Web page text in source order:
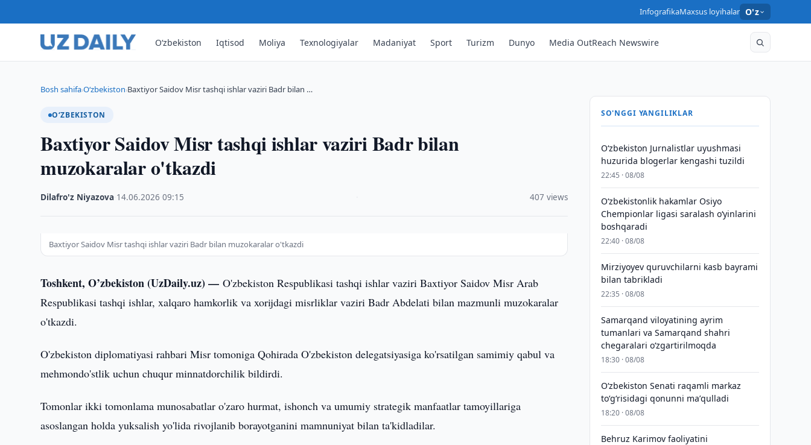
InfografikaMaxsus loyihalar O'z
O‘zbekiston Iqtisod Moliya Texnologiyalar Madaniyat Sport Turizm Dunyo Media OutReach Newswire
Bosh sahifa›O‘zbekiston›Baxtiyor Saidov Misr tashqi ishlar vaziri Badr bilan …
O‘ZBEKISTON
Baxtiyor Saidov Misr tashqi ishlar vaziri Badr bilan
muzokaralar o'tkazdi
Dilafro'z Niyazova 14.06.2026 ·09:15 407 views
Baxtiyor Saidov Misr tashqi ishlar vaziri Badr bilan muzokaralar o'tkazdi
Toshkent, O’zbekiston (UzDaily.uz) —O'zbekiston Respublikasi tashqi ishlar vaziri Baxtiyor Saidov Misr Arab
Respublikasi tashqi ishlar, xalqaro hamkorlik va xorijdagi misrliklar vaziri Badr Abdelati bilan mazmunli muzokaralar
o'tkazdi.
O'zbekiston diplomatiyasi rahbari Misr tomoniga Qohirada O'zbekiston delegatsiyasiga ko'rsatilgan samimiy qabul va
mehmondo'stlik uchun chuqur minnatdorchilik bildirdi.
Tomonlar ikki tomonlama munosabatlar o'zaro hurmat, ishonch va umumiy strategik manfaatlar tamoyillariga
asoslangan holda yuksalish yo'lida rivojlanib borayotganini mamnuniyat bilan ta'kidladilar.
SO'NGGI YANGILIKLAR
O‘zbekiston Jurnalistlar uyushmasi
huzurida blogerlar kengashi tuzildi
22:45 · 08/08
O‘zbekistonlik hakamlar Osiyo
Chempionlar ligasi saralash o‘yinlarini
boshqaradi
22:40 · 08/08
Mirziyoyev quruvchilarni kasb bayrami
bilan tabrikladi
22:35 · 08/08
Samarqand viloyatining ayrim
tumanlari va Samarqand shahri
chegaralari oʻzgartirilmoqda
18:30 · 08/08
Oʻzbekiston Senati raqamli markaz
toʻgʻrisidagi qonunni maʼqulladi
18:20 · 08/08
Behruz Karimov faoliyatini